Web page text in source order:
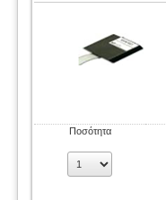
Ποσότητα